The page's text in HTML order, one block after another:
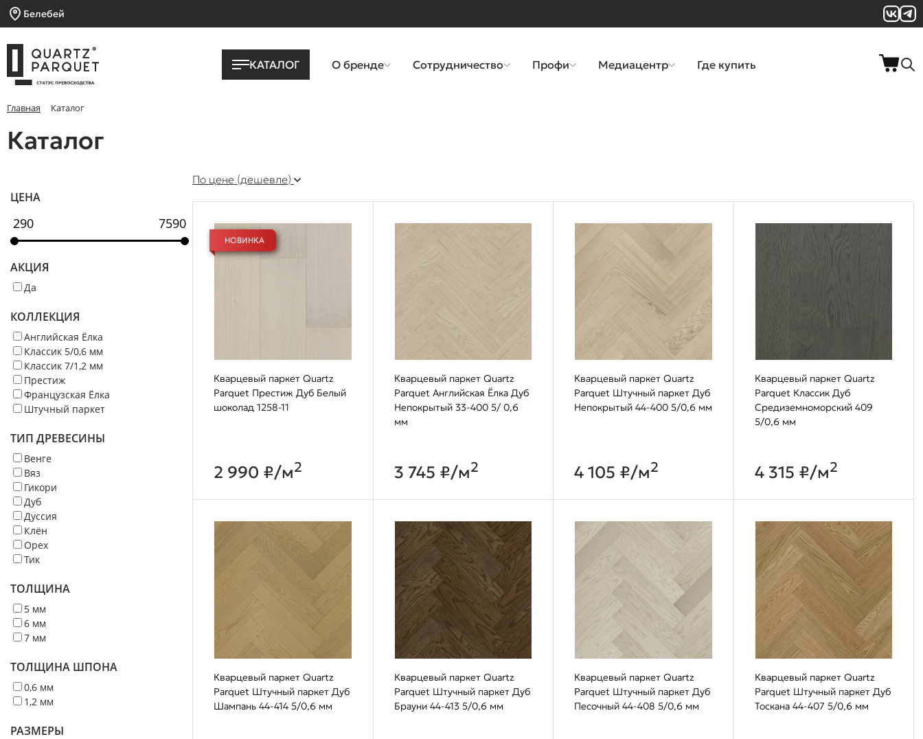
Белебей
КАТАЛОГ О бренде Сотрудничество Профи Медиацентр Где купить
Главная Каталог
Каталог
ЦЕНА
АКЦИЯ
Да
КОЛЛЕКЦИЯ
Английская Ёлка
Классик 5/0,6 мм
Классик 7/1,2 мм
Престиж
Французская Ёлка
Штучный паркет
ТИП ДРЕВЕСИНЫ
Венге
Вяз
Гикори
Дуб
Дуссия
Клён
Орех
Тик
ТОЛЩИНА
5 мм
6 мм
7 мм
ТОЛЩИНА ШПОНА
0,6 мм
1,2 мм
РАЗМЕРЫ
По цене (дешевле)
НОВИНКА
Кварцевый паркет Quartz
Parquet Престиж Дуб Белый
шоколад 1258-11
2 990 ₽/м2
Кварцевый паркет Quartz
Parquet Английская Ёлка Дуб
Непокрытый 33-400 5/ 0,6
мм
3 745 ₽/м2
Кварцевый паркет Quartz
Parquet Штучный паркет Дуб
Непокрытый 44-400 5/0,6 мм
4 105 ₽/м2
Кварцевый паркет Quartz
Parquet Классик Дуб
Средиземноморский 409
5/0,6 мм
4 315 ₽/м2
Кварцевый паркет Quartz
Parquet Штучный паркет Дуб
Шампань 44-414 5/0,6 мм
Кварцевый паркет Quartz
Parquet Штучный паркет Дуб
Брауни 44-413 5/0,6 мм
Кварцевый паркет Quartz
Parquet Штучный паркет Дуб
Песочный 44-408 5/0,6 мм
Кварцевый паркет Quartz
Parquet Штучный паркет Дуб
Тоскана 44-407 5/0,6 мм